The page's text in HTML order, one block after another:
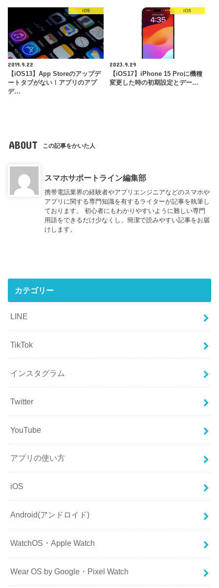
iOS
2019.9.22
【iOS13】App Storeのアップデ
ートタブがない！アプリのアプ
デ…
iOS
2023.9.29
【iOS17】iPhone 15 Proに機種
変更した時の初期設定とデー…
ABOUT この記事をかいた人
スマホサポートライン編集部
携帯電話業界の経験者やアプリエンジニアなどのスマホや
アプリに関する専門知識を有するライターが記事を執筆し
ております。 初心者にもわかりやすいように難しい専門
用語をできるだけ少なくし、簡潔で読みやすい記事をお届
けします。
カテゴリー
LINE
TikTok
インスタグラム
Twitter
YouTube
アプリの使い方
iOS
Android(アンドロイド)
WatchOS・Apple Watch
Wear OS by Google・Pixel Watch